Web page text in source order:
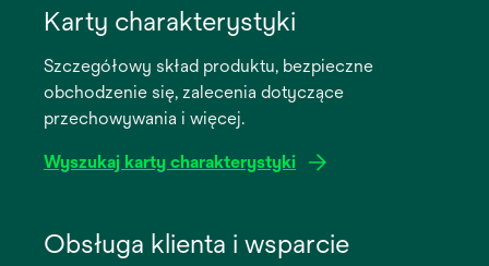
new
Karty charakterystyki
Szczegółowy skład produktu, bezpieczne
obchodzenie się, zalecenia dotyczące
przechowywania i więcej.
Wyszukaj karty charakterystyki
Obsługa klienta i wsparcie